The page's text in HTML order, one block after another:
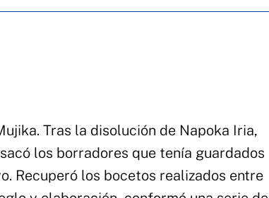
Tras la disolución de Napoka Iria,
los borradores que tenía guardados
Recuperó los bocetos realizados entre